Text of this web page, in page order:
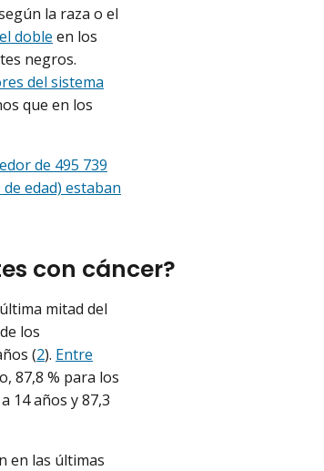
la raza o el
doble en los
negros.
del sistema
que en los
de 495 739
edad) estaban
con cáncer?
mitad del
los
(2). Entre
87,8 % para los
14 años y 87,3
en las últimas